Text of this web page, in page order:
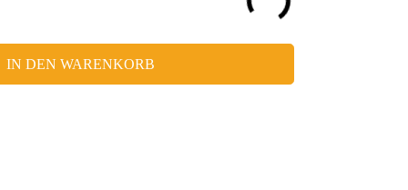
IN DEN WARENKORB